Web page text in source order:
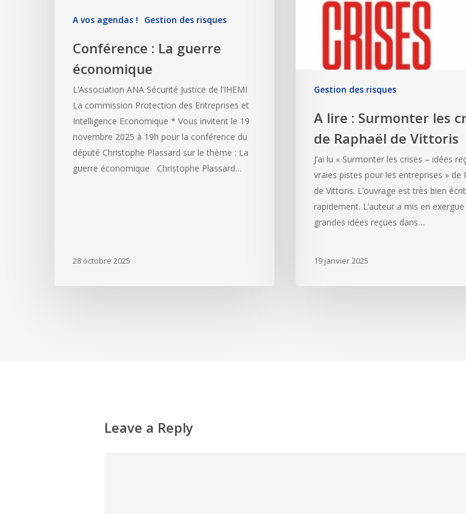
A vos agendas ! Gestion des risques
Conférence : La guerre
économique
L’Association ANA Sécurité Justice de l’IHEMI
La commission Protection des Entreprises et
Intelligence Economique * Vous invitent le 19
novembre 2025 à 19h pour la conférence du
député Christophe Plassard sur le thème : La
guerre économique Christophe Plassard…
28 octobre 2025
Gestion des risques
A lire : Surmonter les
de Raphaël de Vittoris
J’ai lu « Surmonter les crises – idées
vraies pistes pour les entreprises » de
de Vittoris. L’ouvrage est très bien
rapidement. L’auteur a mis en
grandes idées reçues dans…
19 janvier 2025
Leave a Reply